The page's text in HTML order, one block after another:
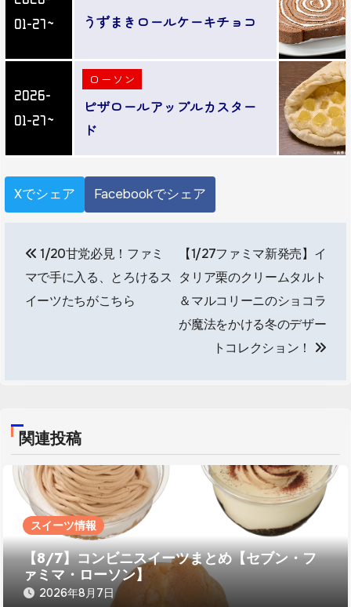
01-27～
うずまきロールケーキチョコ
2026-
01-27～
ピザロールアップルカスター
ド
ローソン
Xでシェア Facebookでシェア
稿
ナ
シ
ョ
ン
1/20甘党必見！ファミ
マで手に入る、とろけるス
イーツたちがこちら
【1/27ファミマ新発売】イ
タリア栗のクリームタルト
＆マルコリーニのショコラ
が魔法をかける冬のデザー
トコレクション！
関連投稿
スイーツ情報
【8/7】コンビニスイーツまとめ【セブン・フ
ァミマ・ローソン】
2026年8月7日